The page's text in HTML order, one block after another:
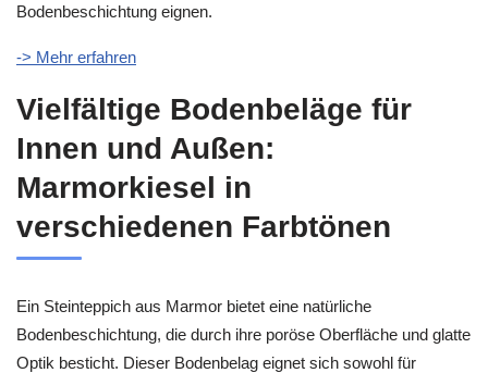
Bodenbeschichtung eignen.
-> Mehr erfahren
Vielfältige Bodenbeläge für
Innen und Außen:
Marmorkiesel in
verschiedenen Farbtönen
Ein Steinteppich aus Marmor bietet eine natürliche
Bodenbeschichtung, die durch ihre poröse Oberfläche und glatte
Optik besticht. Dieser Bodenbelag eignet sich sowohl für